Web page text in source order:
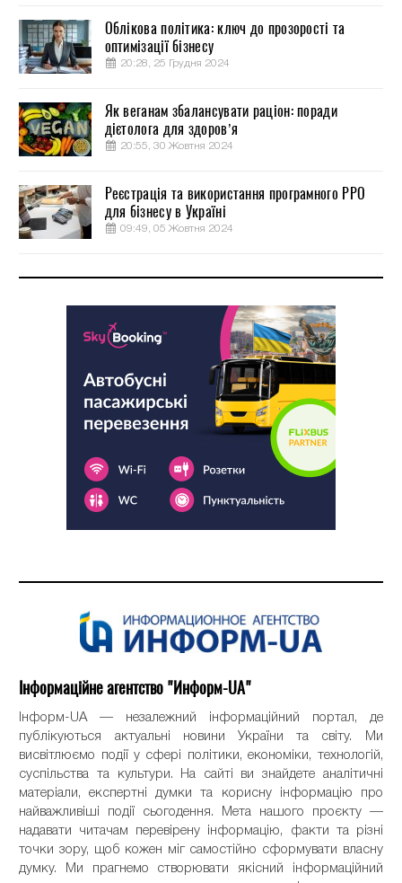
Облікова політика: ключ до прозорості та
оптимізації бізнесу
20:28, 25 Грудня 2024
Як веганам збалансувати раціон: поради
дієтолога для здоров’я
20:55, 30 Жовтня 2024
Реєстрація та використання програмного РРО
для бізнесу в Україні
09:49, 05 Жовтня 2024
Інформаційне агентство "Информ-UA"
Інформ-UA — незалежний інформаційний портал, де
публікуються актуальні новини України та світу. Ми
висвітлюємо події у сфері політики, економіки, технологій,
суспільства та культури. На сайті ви знайдете аналітичні
матеріали, експертні думки та корисну інформацію про
найважливіші події сьогодення. Мета нашого проєкту —
надавати читачам перевірену інформацію, факти та різні
точки зору, щоб кожен міг самостійно сформувати власну
думку. Ми прагнемо створювати якісний інформаційний